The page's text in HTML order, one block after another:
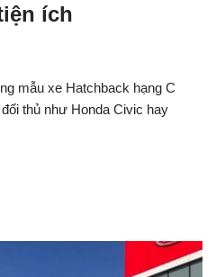
ích
mẫu xe Hatchback hạng C
thủ như Honda Civic hay